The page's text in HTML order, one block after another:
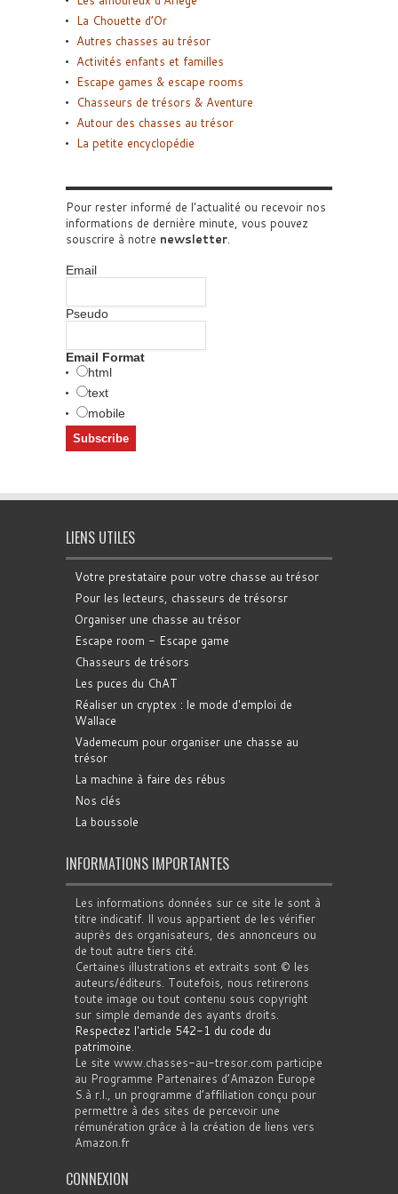
La Chouette d’Or
Autres chasses au trésor
Activités enfants et familles
Escape games & escape rooms
Chasseurs de trésors & Aventure
Autour des chasses au trésor
La petite encyclopédie
Pour rester informé de l'actualité ou recevoir nos
informations de dernière minute, vous pouvez
souscrire à notre newsletter.
Email
Pseudo
Email Format
html
text
mobile
LIENS UTILES
Votre prestataire pour votre chasse au trésor
Pour les lecteurs, chasseurs de trésorsr
Organiser une chasse au trésor
Escape room - Escape game
Chasseurs de trésors
Les puces du ChAT
Réaliser un cryptex : le mode d'emploi de
Wallace
Vademecum pour organiser une chasse au
trésor
La machine à faire des rébus
Nos clés
La boussole
INFORMATIONS IMPORTANTES
Les informations données sur ce site le sont à
titre indicatif. Il vous appartient de les vérifier
auprès des organisateurs, des annonceurs ou
de tout autre tiers cité.
Certaines illustrations et extraits sont © les
auteurs/éditeurs. Toutefois, nous retirerons
toute image ou tout contenu sous copyright
sur simple demande des ayants droits.
Respectez l'article 542-1 du code du
patrimoine.
Le site www.chasses-au-tresor.com participe
au Programme Partenaires d’Amazon Europe
S.à r.l., un programme d’affiliation conçu pour
permettre à des sites de percevoir une
rémunération grâce à la création de liens vers
Amazon.fr
CONNEXION